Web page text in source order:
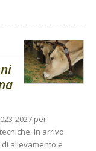
2027 per
In arrivo
allevamento e